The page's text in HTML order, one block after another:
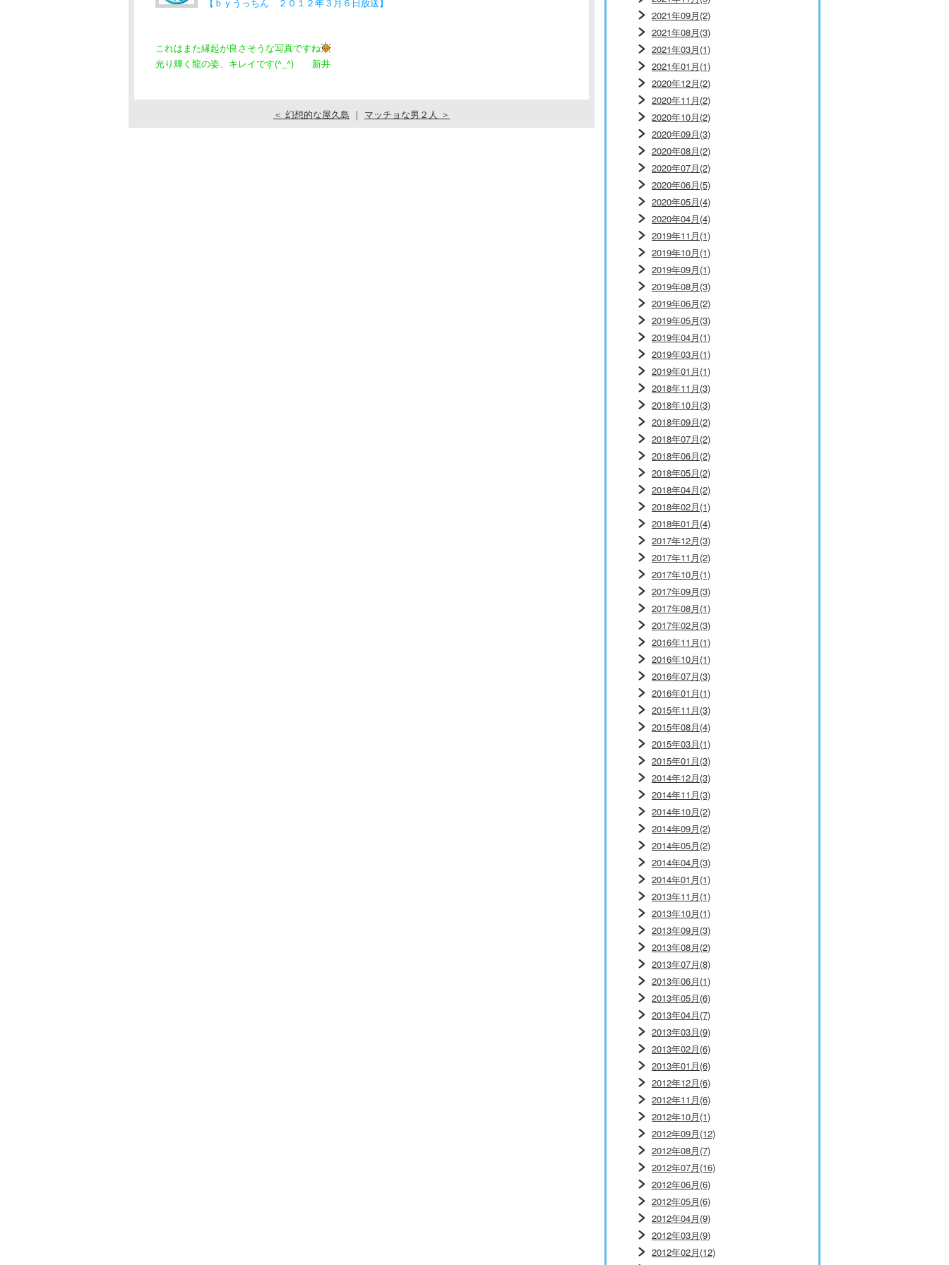
これはまた縁起が良さそうな写真ですね
光り輝く龍の姿、キレイです(^_^) 新井
＜ 幻想的な屋久島 ｜ マッチョな男２人 ＞
2021年09月(2)
2021年08月(3)
2021年03月(1)
2021年01月(1)
2020年12月(2)
2020年11月(2)
2020年10月(2)
2020年09月(3)
2020年08月(2)
2020年07月(2)
2020年06月(5)
2020年05月(4)
2020年04月(4)
2019年11月(1)
2019年10月(1)
2019年09月(1)
2019年08月(3)
2019年06月(2)
2019年05月(3)
2019年04月(1)
2019年03月(1)
2019年01月(1)
2018年11月(3)
2018年10月(3)
2018年09月(2)
2018年07月(2)
2018年06月(2)
2018年05月(2)
2018年04月(2)
2018年02月(1)
2018年01月(4)
2017年12月(3)
2017年11月(2)
2017年10月(1)
2017年09月(3)
2017年08月(1)
2017年02月(3)
2016年11月(1)
2016年10月(1)
2016年07月(3)
2016年01月(1)
2015年11月(3)
2015年08月(4)
2015年03月(1)
2015年01月(3)
2014年12月(3)
2014年11月(3)
2014年10月(2)
2014年09月(2)
2014年05月(2)
2014年04月(3)
2014年01月(1)
2013年11月(1)
2013年10月(1)
2013年09月(3)
2013年08月(2)
2013年07月(8)
2013年06月(1)
2013年05月(6)
2013年04月(7)
2013年03月(9)
2013年02月(6)
2013年01月(6)
2012年12月(6)
2012年11月(6)
2012年10月(1)
2012年09月(12)
2012年08月(7)
2012年07月(16)
2012年06月(6)
2012年05月(6)
2012年04月(9)
2012年03月(9)
2012年02月(12)